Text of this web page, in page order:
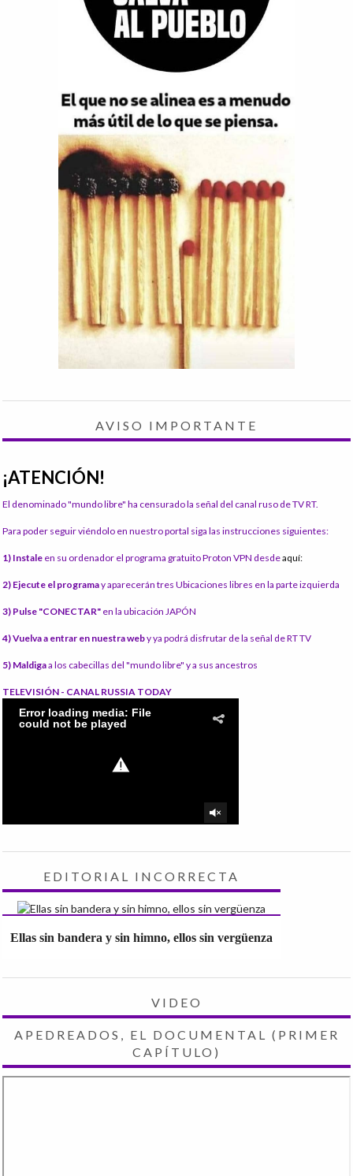
AVISO IMPORTANTE
¡ATENCIÓN!
El denominado "mundo libre" ha censurado la señal del canal ruso de TV RT.
Para poder seguir viéndolo en nuestro portal siga las instrucciones siguientes:
1) Instale en su ordenador el programa gratuito Proton VPN desdeaquí:
2) Ejecute el programay aparecerán tres Ubicaciones libres en la parte izquierda
3) Pulse "CONECTAR" en la ubicación JAPÓN
4) Vuelva a entrar en nuestra weby ya podrá disfrutar de la señal de RT TV
5) Maldigaa los cabecillas del "mundo libre" y a sus ancestros
TELEVISIÓN - CANAL RUSSIA TODAY
EDITORIAL INCORRECTA
Ellas sin bandera y sin himno, ellos sin vergüenza
VIDEO
APEDREADOS, EL DOCUMENTAL (PRIMER
CAPÍTULO)